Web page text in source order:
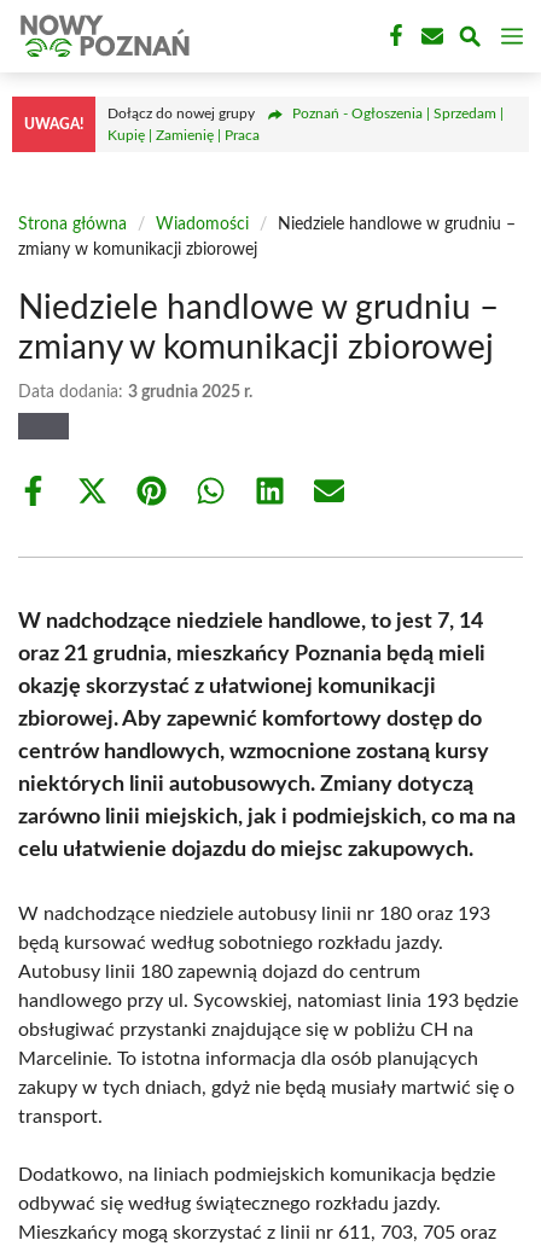
Przejdź
treści
UWAGA!
Dołącz do nowej grupy
Poznań - Ogłoszenia | Sprzedam |
Kupię | Zamienię | Praca
Strona główna / Wiadomości /
Niedziele handlowe w grudniu –
zmiany w komunikacji zbiorowej
Niedziele handlowe w grudniu –
zmiany w komunikacji zbiorowej
Data dodania: 3 grudnia 2025 r.
Share
Share
(Twitter)
Share Share Share Share
W nadchodzące niedziele handlowe, to jest 7, 14
oraz 21 grudnia, mieszkańcy Poznania będą mieli
okazję skorzystać z ułatwionej komunikacji
zbiorowej. Aby zapewnić komfortowy dostęp do
centrów handlowych, wzmocnione zostaną kursy
niektórych linii autobusowych. Zmiany dotyczą
zarówno linii miejskich, jak i podmiejskich, co ma na
celu ułatwienie dojazdu do miejsc zakupowych.
W nadchodzące niedziele autobusy linii nr 180 oraz 193
będą kursować według sobotniego rozkładu jazdy.
Autobusy linii 180 zapewnią dojazd do centrum
handlowego przy ul. Sycowskiej, natomiast linia 193 będzie
obsługiwać przystanki znajdujące się w pobliżu CH na
Marcelinie. To istotna informacja dla osób planujących
zakupy w tych dniach, gdyż nie będą musiały martwić się o
transport.
Dodatkowo, na liniach podmiejskich komunikacja będzie
odbywać się według świątecznego rozkładu jazdy.
Mieszkańcy mogą skorzystać z linii nr 611, 703, 705 oraz